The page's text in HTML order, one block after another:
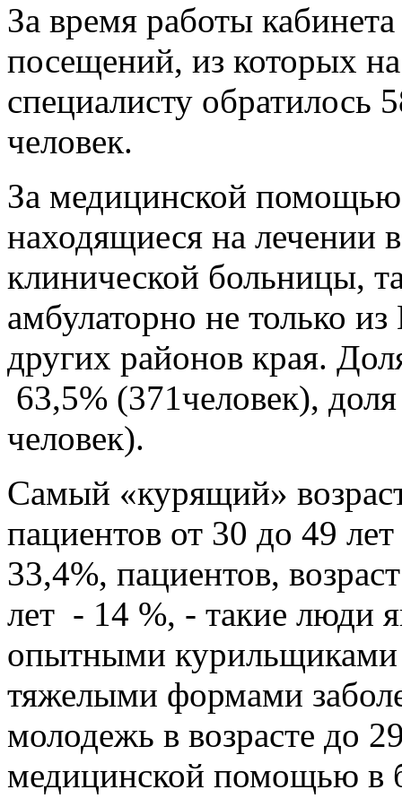
За время работы
посещений, из которых
специалисту обратилось
человек.
За медицинской
находящиеся на лечении
клинической больницы,
амбулаторно не только
других районов края.
63,5% (371человек),
человек).
Самый «курящий»
пациентов от 30 до 49
33,4%, пациентов,
лет - 14 %, - такие люди
опытными
тяжелыми формами
молодежь в возрасте до
медицинской помощью в